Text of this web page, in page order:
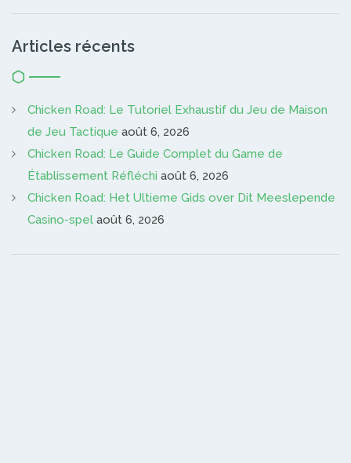
Articles récents
Chicken Road: Le Tutoriel Exhaustif du Jeu de Maison
de Jeu Tactique août 6, 2026
Chicken Road: Le Guide Complet du Game de
Établissement Réfléchi août 6, 2026
Chicken Road: Het Ultieme Gids over Dit Meeslepende
Casino-spel août 6, 2026